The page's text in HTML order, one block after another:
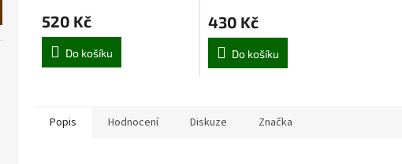
520 Kč
Do košíku
430 Kč
Do košíku
Popis Hodnocení Diskuze Značka